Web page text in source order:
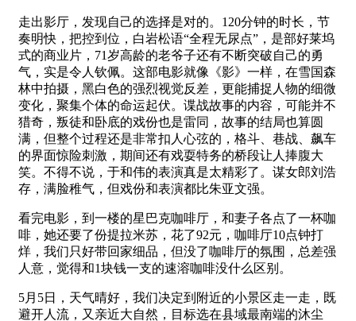
走出影厅，发现自己的选择是对的。120分钟的时长，节
奏明快，把控到位，白岩松语“全程无尿点”，是部好莱坞
式的商业片，71岁高龄的老爷子还有不断突破自己的勇
气，实是令人钦佩。这部电影就像《影》一样，在雪国森
林中拍摄，黑白色的强烈视觉反差，更能捕捉人物的细微
变化，聚集个体的命运起伏。谍战故事的内容，可能并不
猎奇，叛徒和卧底的戏份也是雷同，故事的结局也算圆
满，但整个过程还是非常扣人心弦的，格斗、巷战、飙车
的界面惊险刺激，期间还有戏耍特务的桥段让人捧腹大
笑。不得不说，于和伟的表演真是太精彩了。谋女郎刘浩
存，满脸稚气，但戏份和表演都比朱亚文强。
看完电影，到一楼的星巴克咖啡厅，和妻子各点了一杯咖
啡，她还要了份提拉米苏，花了92元，咖啡厅10点钟打
烊，我们只好带回家细品，但没了咖啡厅的氛围，总差强
人意，觉得和1块钱一支的速溶咖啡没什么区别。
5月5日，天气晴好，我们决定到附近的小景区走一走，既
避开人流，又亲近大自然，目标选在县域最南端的沐尘